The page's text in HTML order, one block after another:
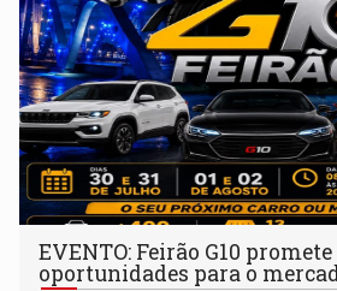
EVENTO: Feirão G10
oportunidades para o